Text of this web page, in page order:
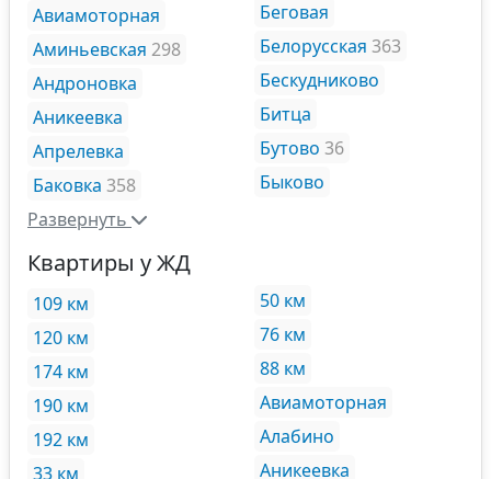
Авиамоторная
Аминьевская 298
Андроновка
Аникеевка
Апрелевка
Баковка 358
Беговая
Белорусская 363
Бескудниково
Битца
Бутово 36
Быково
Развернуть
Квартиры у ЖД
109 км
120 км
174 км
190 км
192 км
33 км
50 км
76 км
88 км
Авиамоторная
Алабино
Аникеевка